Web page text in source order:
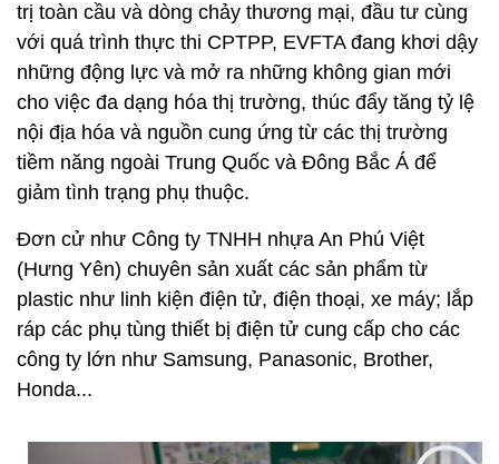
trị toàn cầu và dòng chảy thương mại, đầu tư cùng
với quá trình thực thi CPTPP, EVFTA đang khơi dậy
những động lực và mở ra những không gian mới
cho việc đa dạng hóa thị trường, thúc đẩy tăng tỷ lệ
nội địa hóa và nguồn cung ứng từ các thị trường
tiềm năng ngoài Trung Quốc và Đông Bắc Á để
giảm tình trạng phụ thuộc.
Đơn cử như Công ty TNHH nhựa An Phú Việt
(Hưng Yên) chuyên sản xuất các sản phẩm từ
plastic như linh kiện điện tử, điện thoại, xe máy; lắp
ráp các phụ tùng thiết bị điện tử cung cấp cho các
công ty lớn như Samsung, Panasonic, Brother,
Honda...